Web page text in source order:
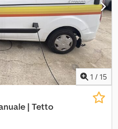
1 / 15
| Tetto